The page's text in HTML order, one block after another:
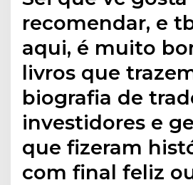
recomendar, e
aqui, é muito
livros que
biografia de
investidores e
que fizeram
com final feliz